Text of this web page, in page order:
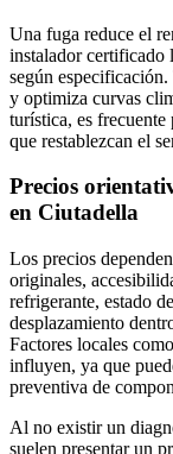
Una fuga reduce el
instalador certificado
según
y optimiza curvas
turística, es
que restablezcan el
Precios
en Ciutadella
Los precios
originales,
refrigerante, estado
desplazamiento
Factores locales
influyen, ya que
preventiva de
Al no existir un
suelen presentar un